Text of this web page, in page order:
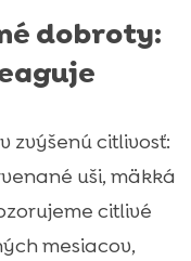
dobroty:
zvýšenú citlivosť:
uši, mäkká
citlivé
mesiacov,